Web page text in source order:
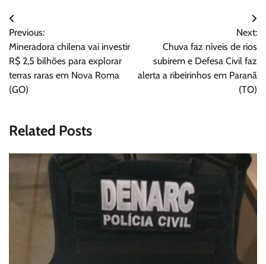
Navegação
de
Post
Previous:
Mineradora chilena vai investir
R$ 2,5 bilhões para explorar
terras raras em Nova Roma
(GO)
Next:
Chuva faz níveis de rios
subirem e Defesa Civil faz
alerta a ribeirinhos em Paranã
(TO)
Related Posts